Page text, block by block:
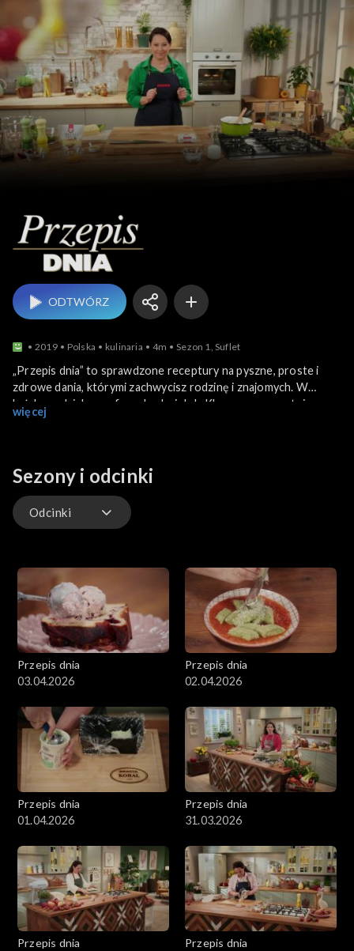
Przepis dnia
ODTWÓRZ
2019 Polska kulinaria 4m Sezon 1, Suflet
„Przepis dnia” to sprawdzone receptury na pyszne, proste i
zdrowe dania, którymi zachwycisz rodzinę i znajomych. W
każdym odcinku szefowa kuchni, Jola Kleser, zaprezentuje
przygotowanie jednej potrawy od początku do końca. Pokaże
które pomogą widzom osiągnąć kulinarny sukces.
więcej
Sezony i odcinki
Odcinki
Przepis dnia
03.04.2026
Przepis dnia
02.04.2026
Przepis dnia
01.04.2026
Przepis dnia
31.03.2026
Przepis dnia
Przepis dnia